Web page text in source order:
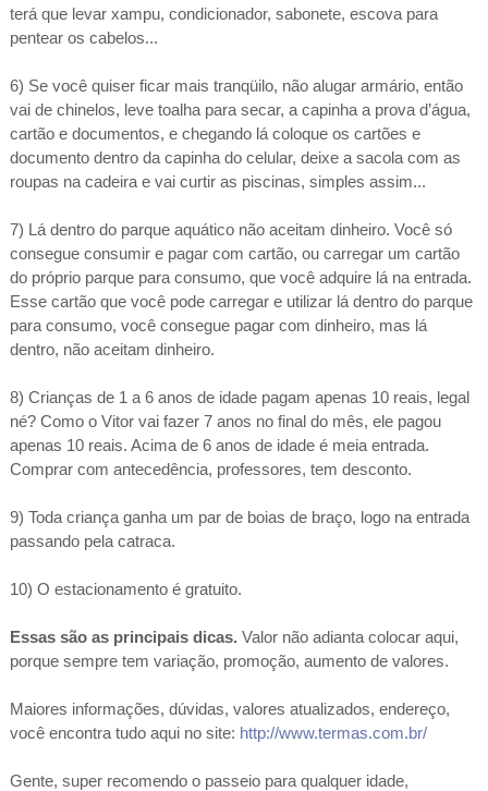
terá que levar xampu, condicionador, sabonete, escova para
pentear os cabelos...
6) Se você quiser ficar mais tranqüilo, não alugar armário, então
vai de chinelos, leve toalha para secar, a capinha a prova d’água,
cartão e documentos, e chegando lá coloque os cartões e
documento dentro da capinha do celular, deixe a sacola com as
roupas na cadeira e vai curtir as piscinas, simples assim...
7) Lá dentro do parque aquático não aceitam dinheiro. Você só
consegue consumir e pagar com cartão, ou carregar um cartão
do próprio parque para consumo, que você adquire lá na entrada.
Esse cartão que você pode carregar e utilizar lá dentro do parque
para consumo, você consegue pagar com dinheiro, mas lá
dentro, não aceitam dinheiro.
8) Crianças de 1 a6 anos de idade pagam apenas 10 reais, legal
né? Como o Vitor vai fazer 7 anos no final do mês, ele pagou
apenas 10 reais. Acima de 6 anos de idade é meia entrada.
Comprar com antecedência, professores, tem desconto.
9) Toda criança ganha um par de boias de braço, logo na entrada
passando pela catraca.
10) O estacionamento é gratuito.
Essas são as principais dicas. Valor não adianta colocar aqui,
porque sempre tem variação, promoção, aumento de valores.
Maiores informações, dúvidas, valores atualizados, endereço,
você encontra tudo aqui no site: http://www.termas.com.br/
Gente, super recomendo o passeio para qualquer idade,